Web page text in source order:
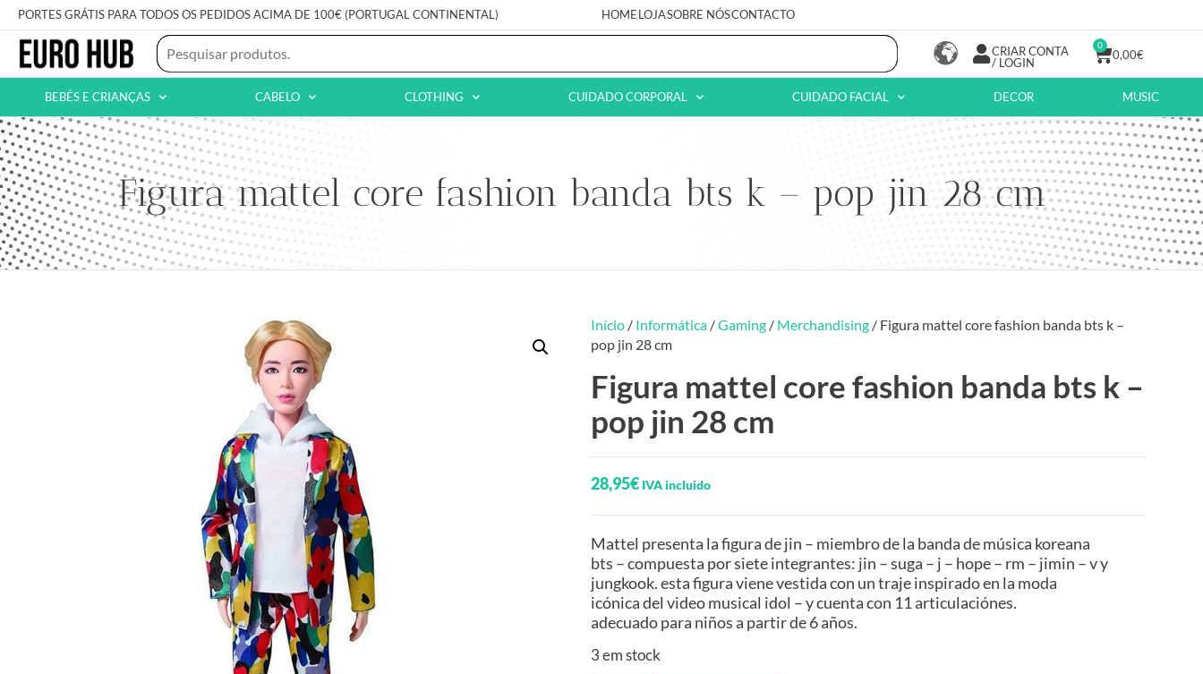
PORTES GRÁTIS PARA TODOS OS PEDIDOS ACIMA DE 100€ (PORTUGAL CONTINENTAL) HOMELOJASOBRE NÓSCONTACTO
CRIAR CONTA
/ LOGIN
0,00€
0
BEBÉS E CRIANÇAS CABELO CLOTHING CUIDADO CORPORAL CUIDADO FACIAL DECOR MUSIC
Figura mattel core fashion banda bts k – pop jin 28 cm
Início / Informática /Gaming / Merchandising / Figura mattel core fashion banda bts k –
pop jin 28 cm
Figura mattel core fashion banda bts k –
pop jin 28 cm
28,95€ IVA incluido
Mattel presenta la figura de jin – miembro de la banda de música koreana
bts – compuesta por siete integrantes: jin – suga – j – hope – rm – jimin – v y
jungkook. esta figura viene vestida con un traje inspirado en la moda
icónica del video musical idol – y cuenta con 11 articulaciónes.
adecuado para niños a partir de 6 años.
3 em stock